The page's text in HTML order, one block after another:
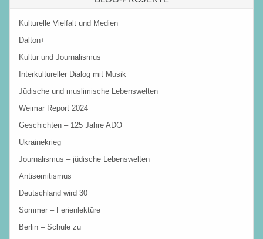
Kulturelle Vielfalt und Medien
Dalton+
Kultur und Journalismus
Interkultureller Dialog mit Musik
Jüdische und muslimische Lebenswelten
Weimar Report 2024
Geschichten – 125 Jahre ADO
Ukrainekrieg
Journalismus – jüdische Lebenswelten
Antisemitismus
Deutschland wird 30
Sommer – Ferienlektüre
Berlin – Schule zu